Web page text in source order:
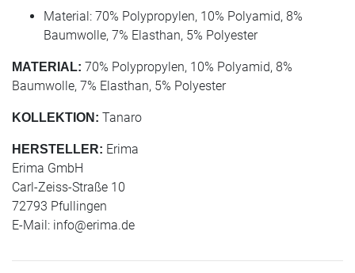
Material: 70% Polypropylen, 10% Polyamid, 8%
Baumwolle, 7% Elasthan, 5% Polyester
MATERIAL: 70% Polypropylen, 10% Polyamid, 8%
Baumwolle, 7% Elasthan, 5% Polyester
KOLLEKTION: Tanaro
HERSTELLER: Erima
Erima GmbH
Carl-Zeiss-Straße 10
72793 Pfullingen
E-Mail: info@erima.de